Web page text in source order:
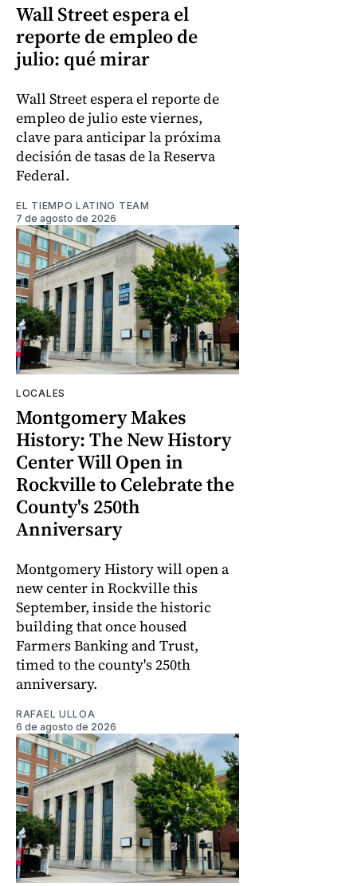
Wall Street espera el
reporte de empleo de
julio: qué mirar
Wall Street espera el reporte de
empleo de julio este viernes,
clave para anticipar la próxima
decisión de tasas de la Reserva
Federal.
EL TIEMPO LATINO TEAM
7 de agosto de 2026
LOCALES
Montgomery Makes
History: The New History
Center Will Open in
Rockville to Celebrate the
County's 250th
Anniversary
Montgomery History will open a
new center in Rockville this
September, inside the historic
building that once housed
Farmers Banking and Trust,
timed to the county's 250th
anniversary.
RAFAEL ULLOA
6 de agosto de 2026